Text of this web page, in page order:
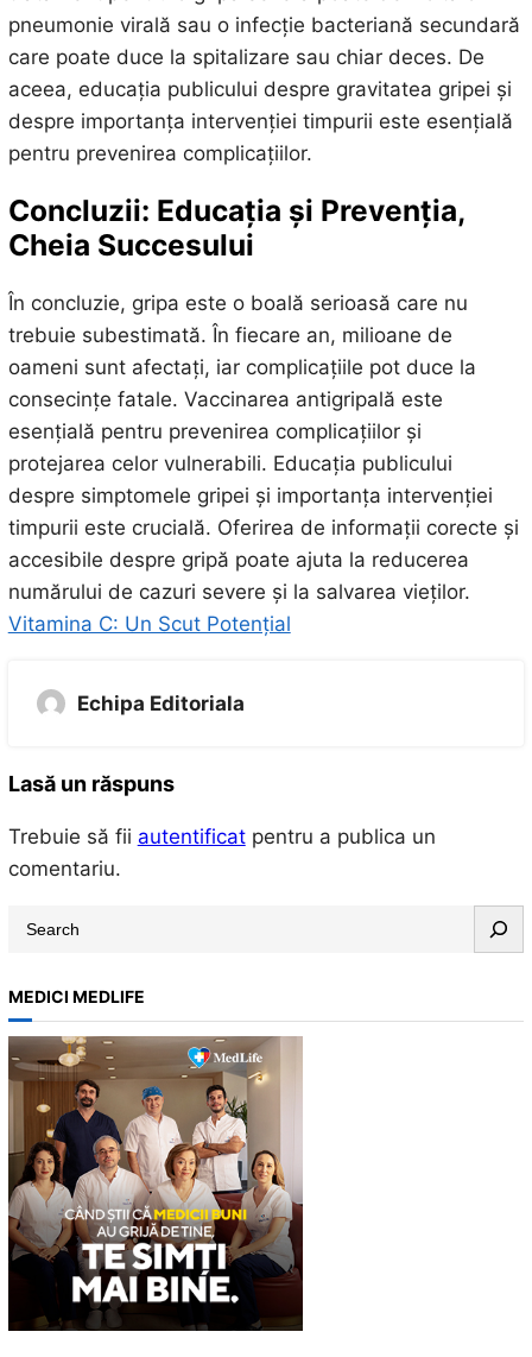
pneumonie virală sau o infecție bacteriană secundară
care poate duce la spitalizare sau chiar deces. De
aceea, educația publicului despre gravitatea gripei și
despre importanța intervenției timpurii este esențială
pentru prevenirea complicațiilor.
Concluzii: Educația și Prevenția,
Cheia Succesului
În concluzie, gripa este o boală serioasă care nu
trebuie subestimată. În fiecare an, milioane de
oameni sunt afectați, iar complicațiile pot duce la
consecințe fatale. Vaccinarea antigripală este
esențială pentru prevenirea complicațiilor și
protejarea celor vulnerabili. Educația publicului
despre simptomele gripei și importanța intervenției
timpurii este crucială. Oferirea de informații corecte și
accesibile despre gripă poate ajuta la reducerea
numărului de cazuri severe și la salvarea vieților.
Vitamina C: Un Scut Potențial
Echipa Editoriala
Lasă un răspuns
Trebuie să fii autentificatpentru a publica un
comentariu.
r
c
h
MEDICI MEDLIFE